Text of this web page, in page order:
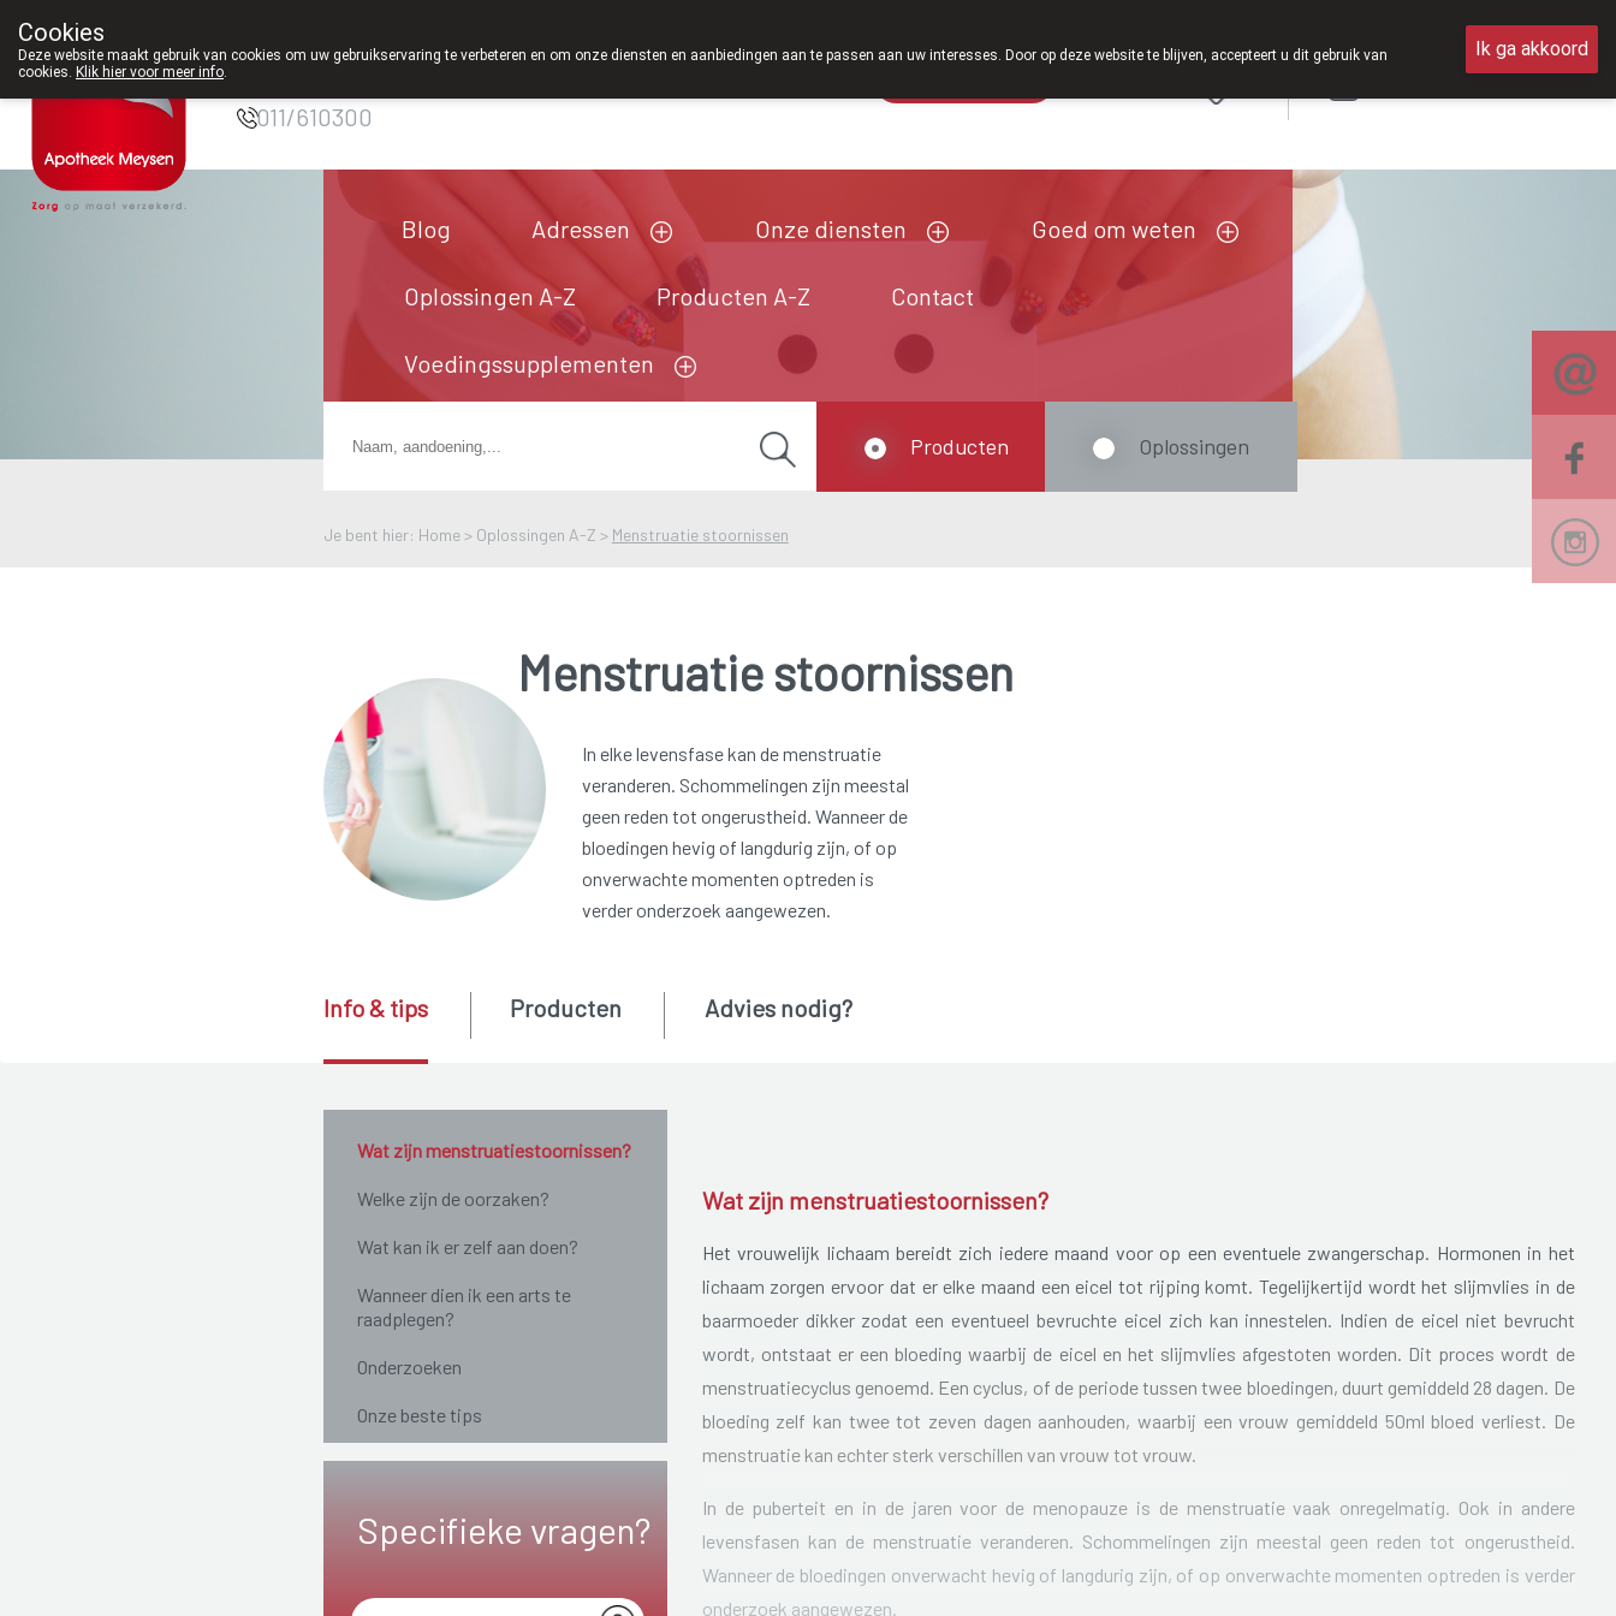
Apotheek Meysen
011/610300
Blog Adressen Onze diensten Goed om weten
Oplossingen A-Z Producten A-Z Contact
Voedingssupplementen
Je bent hier: Home > Oplossingen A-Z > Menstruatie stoornissen
Producten Oplossingen
Menstruatie stoornissen
In elke levensfase kan de menstruatie
veranderen. Schommelingen zijn meestal
geen reden tot ongerustheid. Wanneer de
bloedingen hevig of langdurig zijn, of op
onverwachte momenten optreden is
verder onderzoek aangewezen.
Wat zijn menstruatiestoornissen?
Welke zijn de oorzaken?
Wat kan ik er zelf aan doen?
Wanneer dien ik een arts te
raadplegen?
Onderzoeken
Onze beste tips
Specifieke vragen?
Info & tips Producten Advies nodig?
Wat zijn menstruatiestoornissen?
Het vrouwelijk lichaam bereidt zich iedere maand voor op een eventuele zwangerschap. Hormonen in het
lichaam zorgen ervoor dat er elke maand een eicel tot rijping komt. Tegelijkertijd wordt het slijmvlies in de
baarmoeder dikker zodat een eventueel bevruchte eicel zich kan innestelen. Indien de eicel niet bevrucht
wordt, ontstaat er een bloeding waarbij de eicel en het slijmvlies afgestoten worden. Dit proces wordt de
menstruatiecyclus genoemd. Een cyclus, of de periode tussen twee bloedingen, duurt gemiddeld 28 dagen. De
bloeding zelf kan twee tot zeven dagen aanhouden, waarbij een vrouw gemiddeld 50ml bloed verliest. De
menstruatie kan echter sterk verschillen van vrouw tot vrouw.
In de puberteit en in de jaren voor de menopauze is de menstruatie vaak onregelmatig. Ook in andere
levensfasen kan de menstruatie veranderen. Schommelingen zijn meestal geen reden tot ongerustheid.
Wanneer de bloedingen onverwacht hevig of langdurig zijn, of op onverwachte momenten optreden is verder
onderzoek aangewezen.
Cookies
Deze website maakt gebruik van cookies om uw gebruikservaring te verbeteren en om onze diensten en aanbiedingen aan te passen aan uw interesses. Door op deze website te blijven, accepteert u dit gebruik van
cookies. Klik hier voor meer info.
Ik ga akkoord